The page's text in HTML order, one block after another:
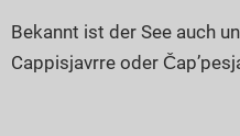
Bekannt ist der See auch
Cappisjavrre oder